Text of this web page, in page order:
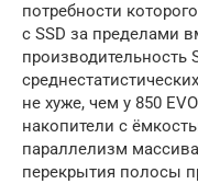
потребности
с SSD за пределами
производительность
не хуже, чем у 850
накопители с
параллелизм
перекрытия полосы